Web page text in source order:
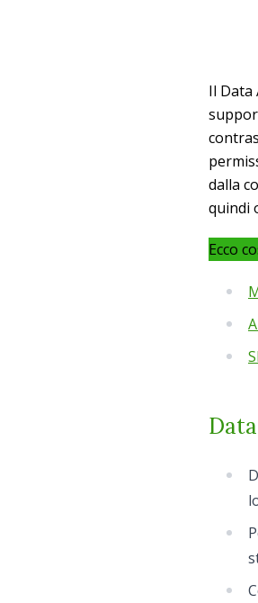
Il Data
dalla
quindi
Ecco